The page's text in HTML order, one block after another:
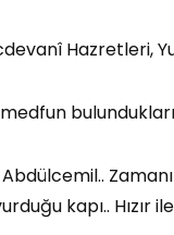
Hazretleri,
Abdülcemil..
kapı.. Hızır